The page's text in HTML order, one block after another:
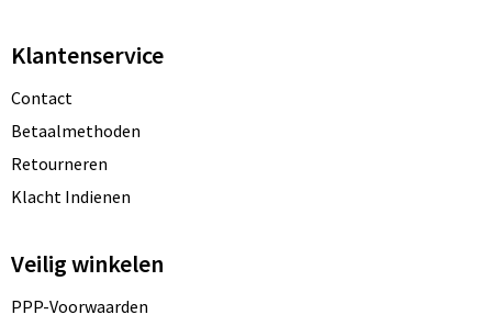
Klantenservice
Contact
Betaalmethoden
Retourneren
Klacht Indienen
Veilig winkelen
PPP-Voorwaarden